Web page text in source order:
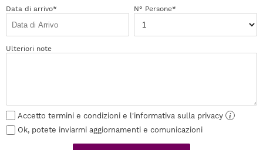
Data di arrivo* N° Persone*
Ulteriori note
Accetto termini e condizioni e l'informativa sulla privacy
i
Ok, potete inviarmi aggiornamenti e comunicazioni